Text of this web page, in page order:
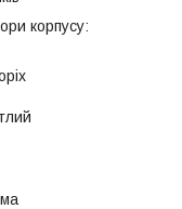
корпусу: